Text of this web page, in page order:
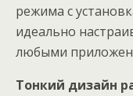
режима с
идеально
любыми
Тонкий дизайн